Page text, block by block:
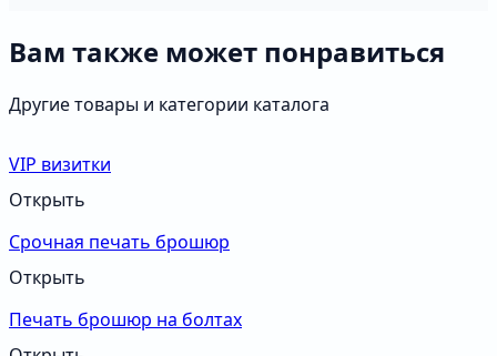
Вам также может понравиться
Другие товары и категории каталога
VIP визитки
Открыть
Срочная печать брошюр
Открыть
Печать брошюр на болтах